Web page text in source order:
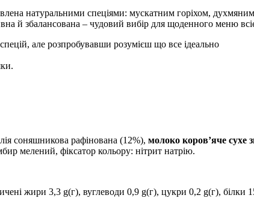
натуральними спеціями: мускатним горіхом,
й збалансована – чудовий вибір для щоденного меню
але розпробувавши розумієш що все ідеально
соняшникова рафінована (12%), молоко коров’яче сухе
мелений, фіксатор кольору: нітрит натрію.
жири 3,3 g(г), вуглеводи 0,9 g(г), цукри 0,2 g(г), білки